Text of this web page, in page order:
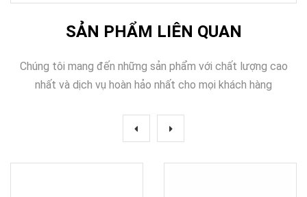
SẢN PHẨM LIÊN QUAN
Chúng tôi mang đến những sản phẩm với chất lượng cao
nhất và dịch vụ hoàn hảo nhất cho mọi khách hàng